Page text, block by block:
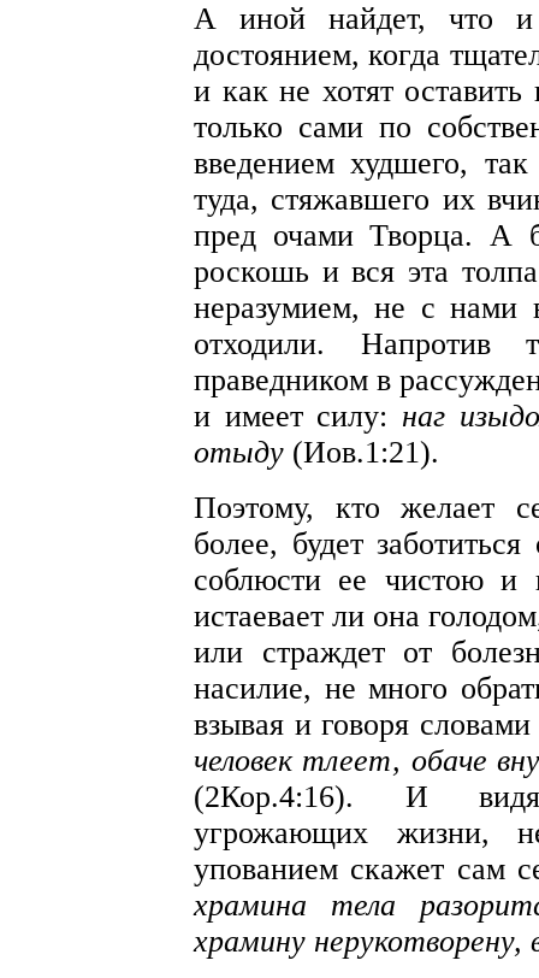
А иной найдет, что и
достоянием, когда
и как не хотят
только сами по
введением худшего,
туда, стяжавшего их
пред очами Творца. А
роскошь и вся эта
неразумием, не с
отходили. Напротив
праведником в
и имеет силу: наг
отыду (Иов.1:21).
Поэтому, кто желает
более, будет
соблюсти ее чистою и
истаевает ли она
или страждет от
насилие, не много
взывая и говоря
человек тлеет, обаче
(2Кор.4:16). И видя
угрожающих жизни,
упованием скажет сам
храмина тела
храмину нерукотворену,